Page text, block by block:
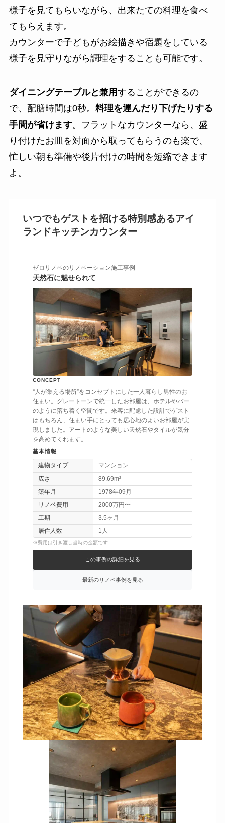
様子を見てもらいながら、出来たての料理を食べ
てもらえます。
カウンターで子どもがお絵描きや宿題をしている
様子を見守りながら調理をすることも可能です。
ダイニングテーブルと兼用することができるの
で、配膳時間は0秒。 料理を運んだり下げたりする
手間が省けます。フラットなカウンターなら、盛
り付けたお皿を対面から取ってもらうのも楽で、
忙しい朝も準備や後片付けの時間を短縮できます
よ。
いつでもゲストを招ける特別感あるアイ
ランドキッチンカウンター
ゼロリノベのリノベーション施工事例
天然石に魅せられて
CONCEPT
“人が集える場所”をコンセプトにした一人暮らし男性のお
住まい。グレートーンで統一したお部屋は、ホテルやバー
のように落ち着く空間です。来客に配慮した設計でゲスト
はもちろん、住まい手にとっても居心地のよいお部屋が実
現しました。アートのような美しい天然石やタイルが気分
を高めてくれます。
基本情報
建物タイプ
マンション
広さ
89.69m²
築年月
1978年09月
リノベ費用
2000万円〜
工期
3.5ヶ月
居住人数
1人
※費用は引き渡し当時の金額です
この事例の詳細を見る
最新のリノベ事例を見る